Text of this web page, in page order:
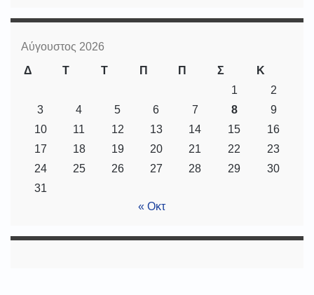
Αύγουστος 2026
Δ
Τ Τ Π Π Σ
Κ
1
2
3
4 5 6 7 8
9
10
11 12 13 14 15
16
17
18 19 20 21 22
23
24
25 26 27 28 29
30
31
« Οκτ